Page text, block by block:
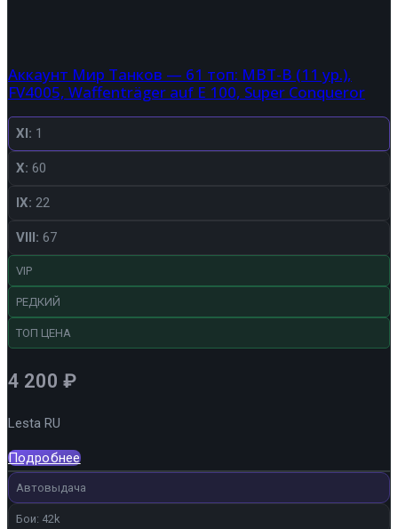
Аккаунт Мир Танков — 61 топ: MBT-B (11 ур.),
FV4005, Waffenträger auf E 100, Super Conqueror
XI: 1
X: 60
IX: 22
VIII: 67
VIP
РЕДКИЙ
ТОП ЦЕНА
4 200 ₽
Lesta RU
Подробнее
Автовыдача
Бои: 42k